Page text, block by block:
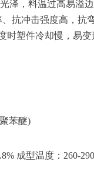
泽，料温过高易溢
抗冲击强度高，抗
时塑件冷却慢，易
聚苯醚)
成型温度：260-